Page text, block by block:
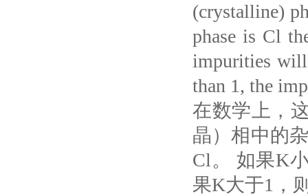
(crystalline)
phase is Cl
impurities
than 1, the
在数学上，
晶）相中的
Cl。 如果K
果K大于1，